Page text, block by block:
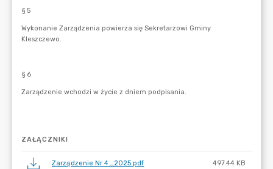
ZAŁĄCZNIKI
Zarządzenie Nr 4_2025.pdf 497.44 KB